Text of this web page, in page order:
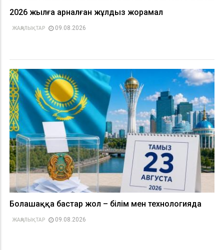
2026 жылға арналған жұлдыз жорамал
ЖАҢАЛЫҚТАР 09.08.2026
Болашаққа бастар жол – білім мен технологияда
ЖАҢАЛЫҚТАР 09.08.2026